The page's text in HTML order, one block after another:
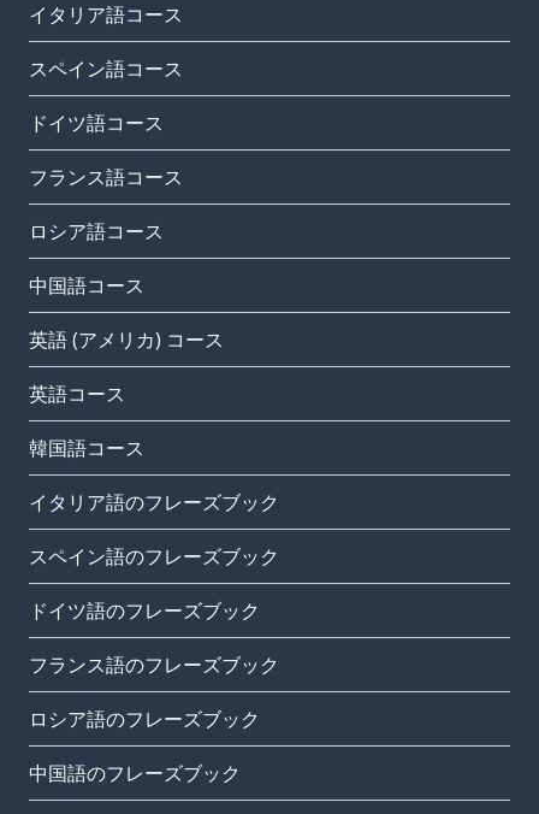
イタリア語コース
スペイン語コース
ドイツ語コース
フランス語コース
ロシア語コース
中国語コース
英語 (アメリカ) コース
英語コース
韓国語コース
イタリア語のフレーズブック
スペイン語のフレーズブック
ドイツ語のフレーズブック
フランス語のフレーズブック
ロシア語のフレーズブック
中国語のフレーズブック